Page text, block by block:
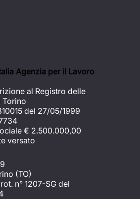
Agenzia per il Lavoro
al Registro delle
Torino
del 27/05/1999
€ 2.500.000,00
versato
(TO)
n° 1207-SG del